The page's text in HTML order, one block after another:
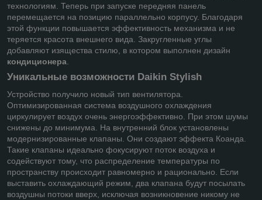
технологиям. Теперь при запуске передняя панель
перемещается на позицию параллельно корпусу. Благодаря
этой функции повышается эффективность механизма и не
теряется красота внешнего вида. Закругленные углы
добавляют изящества стилю, в котором выполнен дизайн
кондиционера
Уникальные возможности Daikin Stylish
Устройство получило новый тип вентилятора.
Оптимизированная система воздушного охлаждения
циркулирует воздух очень энергоэффективно. При этом шумы
снижены до минимума. На внутренний блок установлены
модернизированные клапаны. Они создают эффекта Коанда.
Такие клапаны идеально фокусируют поток воздуха и
содействуют тому, что распределение температуры по
пространству происходит равномерно и рационально. Если
выставить охлаждающий режим, два клапана будут посылать
воздушны потоки вверх, исключая возникновение никому не